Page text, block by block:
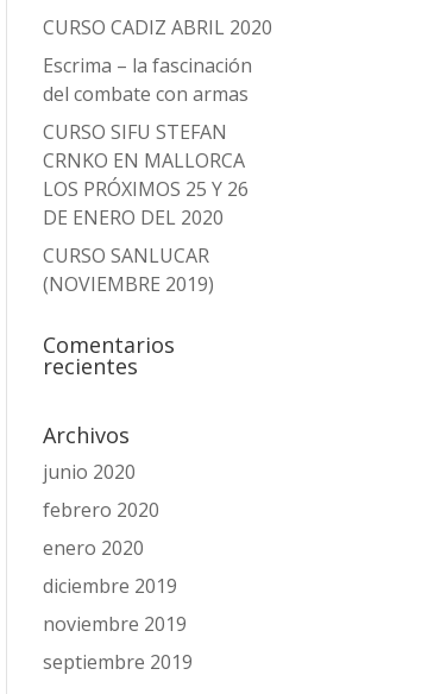
CURSO CADIZ ABRIL 2020
Escrima – la fascinación
del combate con armas
CURSO SIFU STEFAN
CRNKO EN MALLORCA
LOS PRÓXIMOS 25 Y 26
DE ENERO DEL 2020
CURSO SANLUCAR
(NOVIEMBRE 2019)
Comentarios
recientes
Archivos
junio 2020
febrero 2020
enero 2020
diciembre 2019
noviembre 2019
septiembre 2019